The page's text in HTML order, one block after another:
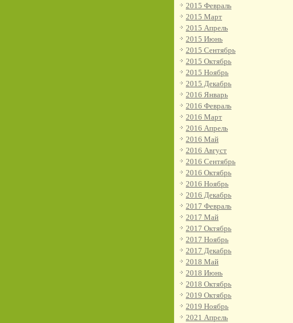
2015 Февраль
2015 Март
2015 Апрель
2015 Июнь
2015 Сентябрь
2015 Октябрь
2015 Ноябрь
2015 Декабрь
2016 Январь
2016 Февраль
2016 Март
2016 Апрель
2016 Май
2016 Август
2016 Сентябрь
2016 Октябрь
2016 Ноябрь
2016 Декабрь
2017 Февраль
2017 Май
2017 Октябрь
2017 Ноябрь
2017 Декабрь
2018 Май
2018 Июнь
2018 Октябрь
2019 Октябрь
2019 Ноябрь
2021 Апрель